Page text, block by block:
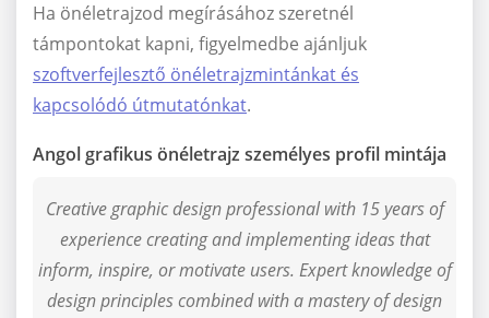
Ha önéletrajzod megírásához szeretnél
támpontokat kapni, figyelmedbe ajánljuk
szoftverfejlesztő önéletrajzmintánkat és
kapcsolódó útmutatónkat.
Angol grafikus önéletrajz személyes profil mintája
Creative graphic design professional with 15 years of
experience creating and implementing ideas that
inform, inspire, or motivate users. Expert knowledge of
design principles combined with a mastery of design